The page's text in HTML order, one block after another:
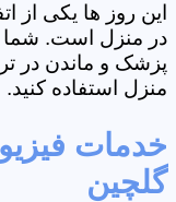
این روز ها یکی از
در منزل است. شما
پزشک و ماندن در
منزل استفاده کنید.
خدمات
گلچین